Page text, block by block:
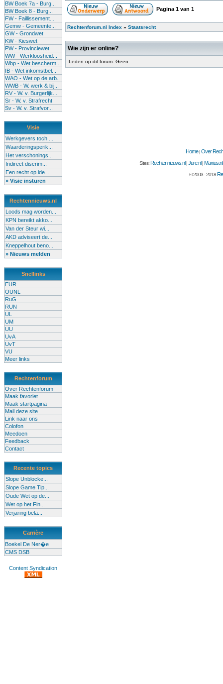
BW Boek 7a - Burg...
BW Boek 8 - Burg...
FW - Faillissement...
Gemw - Gemeente...
GW - Grondwet
KW - Kieswet
PW - Provinciewet
WW - Werkloosheid...
Wbp - Wet bescherm...
IB - Wet inkomstbel...
WAO - Wet op de arb..
WWB - W. werk & bij...
RV - W. v. Burgerlijk...
Sr - W. v. Strafrecht
Sv - W. v. Strafvor...
Visie
Werkgevers toch ...
Waarderingsperik...
Het verschonings...
Indirect discrim...
Een recht op ide...
» Visie insturen
Rechtennieuws.nl
Loods mag worden...
KPN bereikt akko...
Van der Steur wi...
AKD adviseert de...
Kneppelhout beno...
» Nieuws melden
Snellinks
EUR
OUNL
RuG
RUN
UL
UM
UU
UvA
UvT
VU
Meer links
Rechtenforum
Over Rechtenforum
Maak favoriet
Maak startpagina
Mail deze site
Link naar ons
Colofon
Meedoen
Feedback
Contact
Recente topics
Slope Unblocke...
Slope Game Tip...
Oude Wet op de...
Wet op het Fin...
Verjaring bela...
Carrière
Boekel De Ner�e
CMS DSB
Content Syndication
Pagina 1 van 1
Rechtenforum.nl Index » Staatsrecht
Wie zijn er online?
Leden op dit forum: Geen
Home|Over
Sites:Rechtennieuws.nl |Jure.nl |Maxius.nl
© 2003 - 2018